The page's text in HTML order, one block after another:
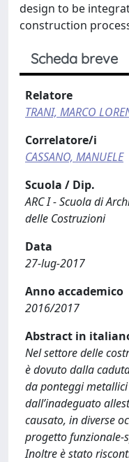
design to be
construction
Scheda breve
Relatore
TRANI, MARCO
Correlatore/i
CASSANO, MANUELE
Scuola / Dip.
ARC I - Scuola di
delle Costruzioni
Data
27-lug-2017
Anno accademico
2016/2017
Abstract in
Nel settore delle
è dovuto dalla
da ponteggi metallici
dall’inadeguato
causato, in diverse
progetto funzionale-
Inoltre è stato